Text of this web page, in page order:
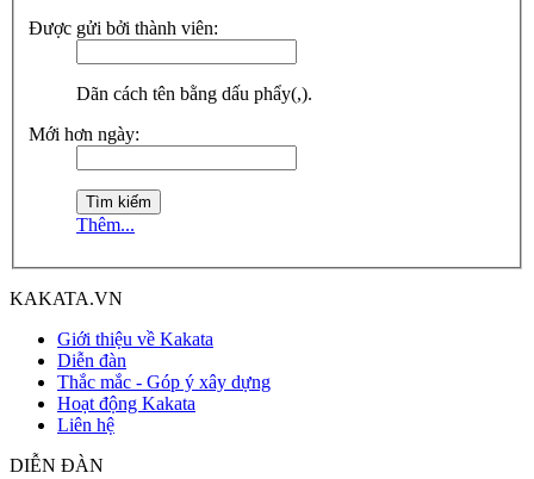
Được gửi bởi thành viên:
Dãn cách tên bằng dấu phẩy(,).
Mới hơn ngày:
Thêm...
KAKATA.VN
Giới thiệu về Kakata
Diễn đàn
Thắc mắc - Góp ý xây dựng
Hoạt động Kakata
Liên hệ
DIỄN ĐÀN